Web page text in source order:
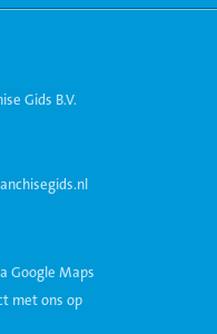
Gids B.V.
Google Maps
met ons op